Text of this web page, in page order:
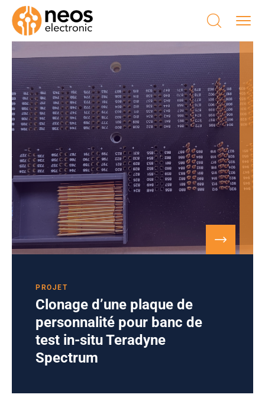
PROJET
Clonage d’une plaque de
personnalité pour banc de
test in-situ Teradyne
Spectrum